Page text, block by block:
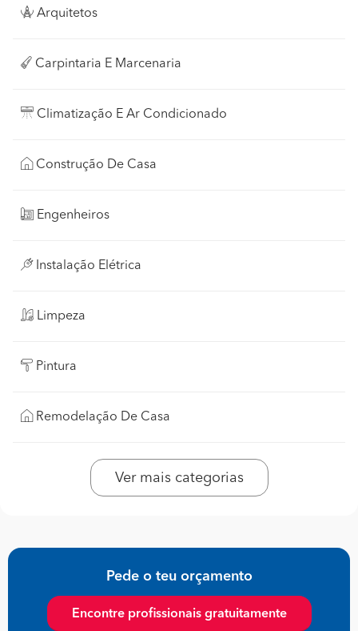
Arquitetos
Carpintaria E Marcenaria
Climatização E Ar Condicionado
Construção De Casa
Engenheiros
Instalação Elétrica
Limpeza
Pintura
Remodelação De Casa
Ver mais categorias
Pede o teu orçamento
Encontre profissionais gratuitamente